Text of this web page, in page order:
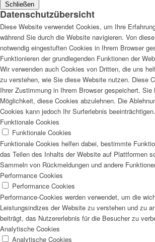
Schließen
Datenschutzübersicht
Diese Website verwendet Cookies, um Ihre
während Sie durch die Website navigieren. Von
notwendig eingestuften Cookies in Ihrem Browser
Funktionieren der grundlegenden Funktionen der
Wir verwenden auch Cookies von Dritten, die uns
zu verstehen, wie Sie diese Website nutzen. Diese
Ihrer Zustimmung in Ihrem Browser gespeichert. Sie
Möglichkeit, diese Cookies abzulehnen. Die
Cookies kann jedoch Ihr Surferlebnis beeinträchtigen.
Funktionale Cookies
Funktionale Cookies
Funktionale Cookies helfen dabei, bestimmte
das Teilen des Inhalts der Website auf Plattformen
Sammeln von Rückmeldungen und andere
Performance Cookies
Performance Cookies
Performance-Cookies werden verwendet, um die
Leistungsindizes der Website zu verstehen und zu
beiträgt, das Nutzererlebnis für die Besucher zu
Analytische Cookies
Analytische Cookies